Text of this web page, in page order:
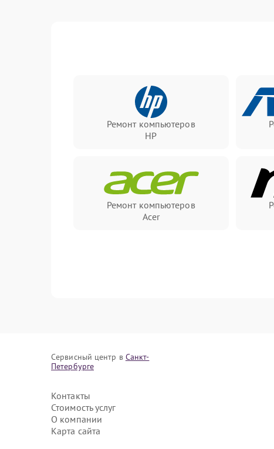
Ремонт компьютеров
HP
Ремонт компьютеров
Acer
Сервисный центр в Санкт-
Петербурге
Контакты
Стоимость услуг
О компании
Карта сайта